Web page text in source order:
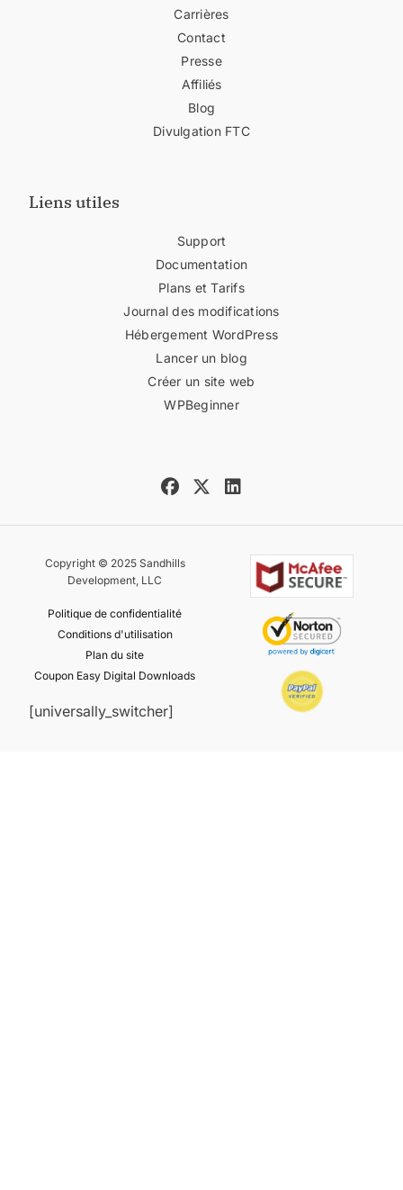
Carrières
Contact
Presse
Affiliés
Blog
Divulgation FTC
Liens utiles
Support
Documentation
Plans et Tarifs
Journal des modifications
Hébergement WordPress
Lancer un blog
Créer un site web
WPBeginner
Copyright © 2025 Sandhills
Development, LLC
Politique de confidentialité
Conditions d'utilisation
Plan du site
Coupon Easy Digital Downloads
[universally_switcher]